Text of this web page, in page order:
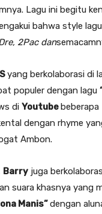
Lagu ini begitu
bahwa style
2Pac dan
yang berkolaborasi di
populer dengan lagu
di Youtubebeberapa
dengan rhyme
Ambon.
Barry juga
suara khasnya yang
Manis”dengan